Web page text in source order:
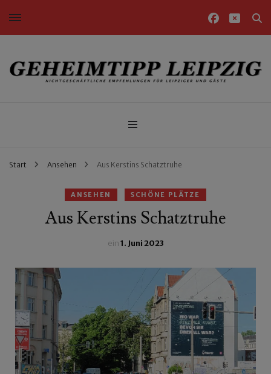
Nichtgeschäftliche Empfehlungen für Leipziger und Gäste
Start Ansehen Aus Kerstins Schatztruhe
ANSEHEN SCHÖNE PLÄTZE
Aus Kerstins Schatztruhe
ein1. Juni 2023